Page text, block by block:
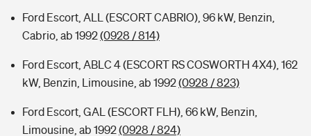
Ford Escort, ALL (ESCORT CABRIO), 96 kW, Benzin,
Cabrio, ab 1992(0928 / 814)
Ford Escort, ABLC 4 (ESCORT RS COSWORTH 4X4), 162
kW, Benzin, Limousine, ab 1992(0928 / 823)
Ford Escort, GAL (ESCORT FLH), 66 kW, Benzin,
Limousine, ab 1992(0928 / 824)